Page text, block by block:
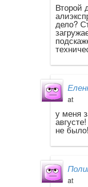
Второй
дело?
at
у меня
не
at